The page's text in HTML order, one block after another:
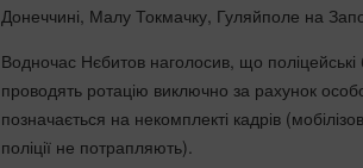
Донеччині, Малу Токмачку, Гуляйполе на
Водночас Нєбитов наголосив, що
проводять ротацію виключно за рахунок
позначається на некомплекті кадрів
поліції не потрапляють).